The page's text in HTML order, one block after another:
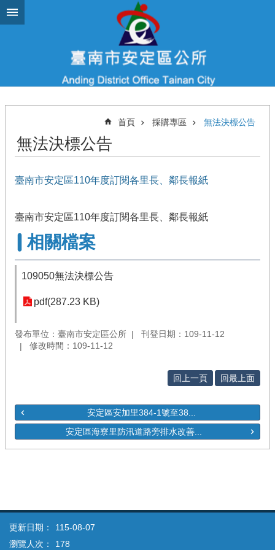
跳到主要內容區塊
首頁 採購專區 無法決標公告
無法決標公告
臺南市安定區110年度訂閱各里長、鄰長報紙
臺南市安定區110年度訂閱各里長、鄰長報紙
相關檔案
109050無法決標公告
pdf(287.23 KB)
發布單位：臺南市安定區公所
刊登日期：109-11-12
修改時間：109-11-12
回上一頁 回最上面
安定區安加里384-1號至38...
安定區海寮里防汛道路旁排水改善...
更新日期：
115-08-07
瀏覽人次：
178